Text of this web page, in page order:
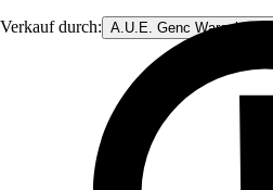
Verkauf durch: A.U.E. Genc